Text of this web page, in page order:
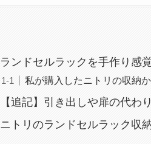
ランドセルラックを手作り感
私が購入したニトリの収納
【追記】引き出しや扉の代わ
ニトリのランドセルラック収